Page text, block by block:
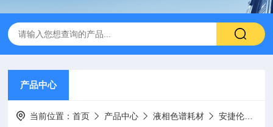
产品中心
当前位置：首页 产品中心 液相色谱耗材 安捷伦液相耗材